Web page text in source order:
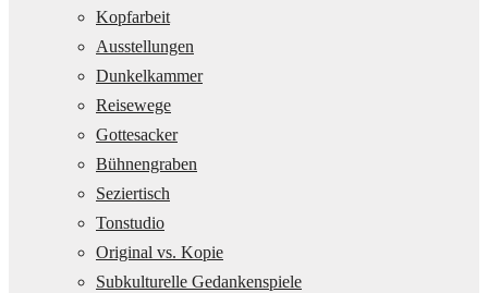
Kopfarbeit
Ausstellungen
Dunkelkammer
Reisewege
Gottesacker
Bühnengraben
Seziertisch
Tonstudio
Original vs. Kopie
Subkulturelle Gedankenspiele